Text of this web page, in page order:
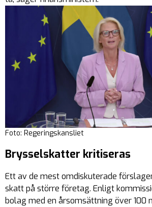
Foto: Regeringskansliet
Brysselskatter kritiseras
Ett av de mest omdiskuterade
skatt på större företag. Enligt
bolag med en årsomsättning över 100